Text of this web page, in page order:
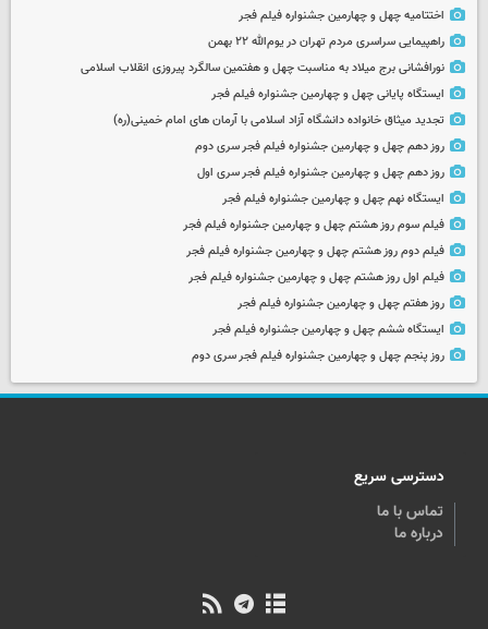
اختتامیه چهل و چهارمین جشنواره فیلم فجر
راهپیمایی سراسری مردم تهران در یوم‌الله ۲۲ بهمن
نورافشانی برج میلاد به مناسبت چهل‌ و هفتمین سالگرد پیروزی انقلاب اسلامی
ایستگاه پایانی چهل و چهارمین جشنواره فیلم فجر
تجدید میثاق خانواده دانشگاه آزاد اسلامی با آرمان های امام خمینی(ره)
روز دهم چهل و چهارمین جشنواره فیلم فجر سری دوم
روز دهم چهل و چهارمین جشنواره فیلم فجر سری اول
ایستگاه نهم چهل و چهارمین جشنواره فیلم فجر
فیلم سوم روز هشتم چهل و چهارمین جشنواره فیلم فجر
فیلم دوم روز هشتم چهل و چهارمین جشنواره فیلم فجر
فیلم اول روز هشتم چهل و چهارمین جشنواره فیلم فجر
روز هفتم چهل و چهارمین جشنواره فیلم فجر
ایستگاه ششم چهل و چهارمین جشنواره فیلم فجر
روز پنجم چهل و چهارمین جشنواره فیلم فجر سری دوم
دسترسی سریع
تماس با ما
درباره ما